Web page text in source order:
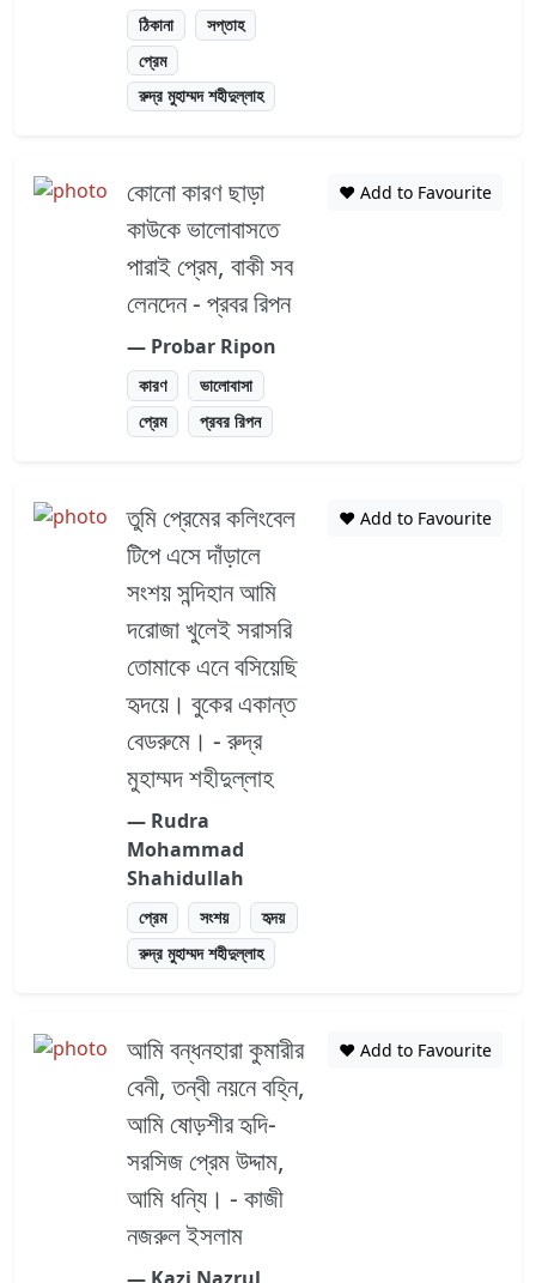
ঠিকানা
সপ্তাহ
প্রেম
রুদ্র মুহাম্মদ শহীদুল্লাহ
কোনো কারণ ছাড়া
কাউকে ভালোবাসতে
পারাই প্রেম, বাকী সব
লেনদেন - প্রবর রিপন
― Probar Ripon
কারণ
ভালোবাসা
প্রেম
প্রবর রিপন
❤️ Add to Favourite
তুমি প্রেমের কলিংবেল
টিপে এসে দাঁড়ালে
সংশয় সন্দিহান আমি
দরোজা খুলেই সরাসরি
তোমাকে এনে বসিয়েছি
হৃদয়ে। বুকের একান্ত
বেডরুমে। - রুদ্র
মুহাম্মদ শহীদুল্লাহ
― Rudra
Mohammad
Shahidullah
প্রেম সংশয়
হৃদয়
রুদ্র মুহাম্মদ শহীদুল্লাহ
❤️ Add to Favourite
আমি বন্ধনহারা কুমারীর
বেনী, তন্বী নয়নে বহ্নি,
আমি ষোড়শীর হৃদি-
সরসিজ প্রেম উদ্দাম,
আমি ধন্যি। - কাজী
নজরুল ইসলাম
❤️ Add to Favourite